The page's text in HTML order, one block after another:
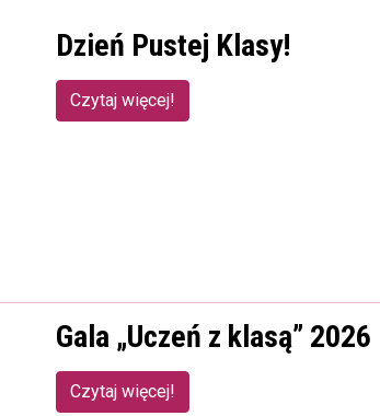
Dzień Pustej Klasy!
Czytaj więcej!
Gala „Uczeń z klasą” 2026
Czytaj więcej!